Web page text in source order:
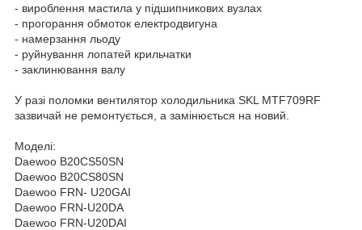
- вироблення мастила у підшипникових вузлах
- прогорання обмоток електродвигуна
- намерзання льоду
- руйнування лопатей крильчатки
- заклинювання валу
У разі поломки вентилятор холодильника SKL MTF709RF
зазвичай не ремонтується, а замінюється на новий.
Моделі:
Daewoo B20CS50SN
Daewoo B20CS80SN
Daewoo FRN- U20GAI
Daewoo FRN-U20DA
Daewoo FRN-U20DAI